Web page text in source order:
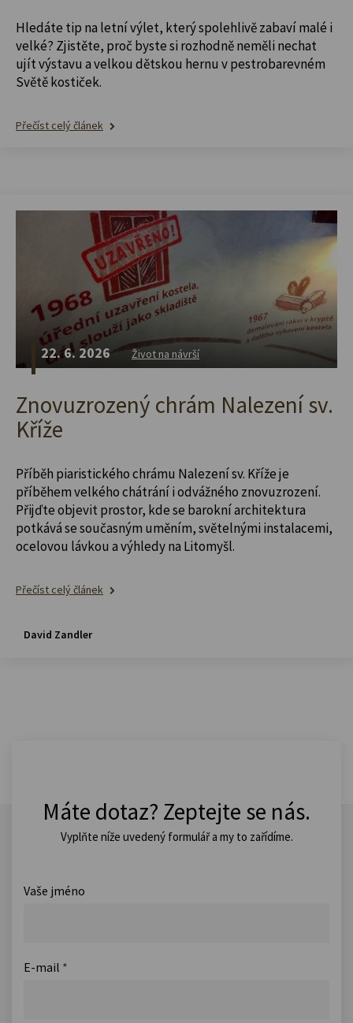
Hledáte tip na letní výlet, který spolehlivě zabaví malé i
velké? Zjistěte, proč byste si rozhodně neměli nechat
ujít výstavu a velkou dětskou hernu v pestrobarevném
Světě kostiček.
Přečíst celý článek
22. 6. 2026 Život na návrší
Znovuzrozený chrám Nalezení sv.
Kříže
Příběh piaristického chrámu Nalezení sv. Kříže je
příběhem velkého chátrání i odvážného znovuzrození.
Přijďte objevit prostor, kde se barokní architektura
potkává se současným uměním, světelnými instalacemi,
ocelovou lávkou a výhledy na Litomyšl.
Přečíst celý článek
David Zandler
Máte dotaz? Zeptejte se nás.
Vyplňte níže uvedený formulář a my to zařídíme.
Vaše jméno
E-mail *